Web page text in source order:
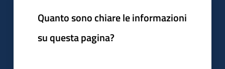
Quanto sono chiare le informazioni
su questa pagina?